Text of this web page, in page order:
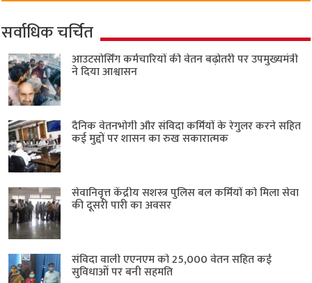
सर्वाधिक चर्चित
आउटसोर्सिंग कर्मचारियों की वेतन बढ़ोतरी पर उपमुख्यमंत्री
ने दिया आश्वासन
दैनिक वेतनभोगी और संविदा कर्मियों के रेगुलर करने सहित
कई मुद्दों पर शासन का रुख सकारात्मक
सेवानिवृत्त केंद्रीय सशस्त्र पुलिस बल ​कर्मियों को मिला सेवा
की दूसरी पारी का अवसर
संविदा वाली एएनएम को 25,000 वेतन सहित कई
सुविधाओं पर बनी सहमति